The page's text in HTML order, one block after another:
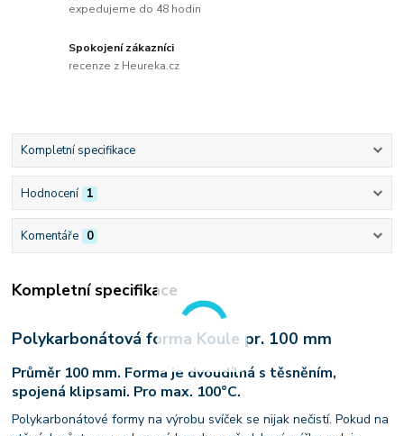
expedujeme do 48 hodin
Spokojení zákazníci
recenze z Heureka.cz
Kompletní specifikace
Hodnocení 1
Komentáře 0
Kompletní specifikace
Polykarbonátová forma Koule pr. 100 mm
Průměr 100 mm. Forma je dvoudílná s těsněním,
spojená klipsami. Pro max. 100°C.
Polykarbonátové formy na výrobu svíček se nijak nečistí. Pokud na